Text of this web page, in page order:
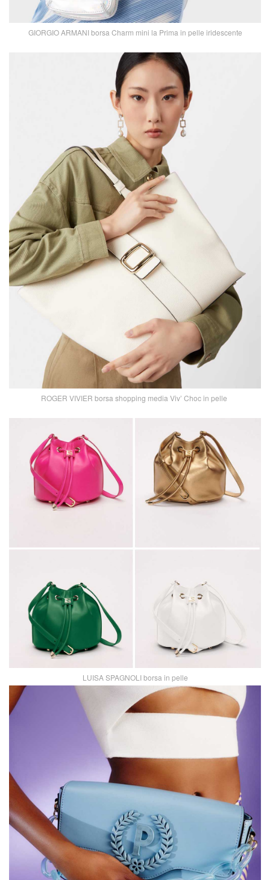
GIORGIO ARMANI borsa Charm mini la Prima in pelle iridescente
ROGER VIVIER borsa shopping media Viv’ Choc in pelle
LUISA SPAGNOLI borsa in pelle